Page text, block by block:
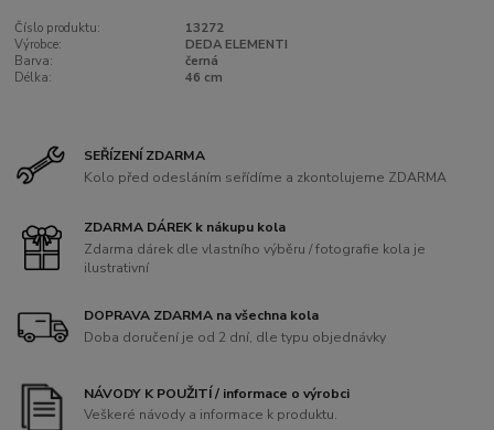
Číslo produktu:
13272
Výrobce:
DEDA ELEMENTI
Barva:
černá
Délka:
46 cm
SEŘÍZENÍ ZDARMA
Kolo před odesláním seřídíme a zkontolujeme ZDARMA
ZDARMA DÁREK k nákupu kola
Zdarma dárek dle vlastního výběru / fotografie kola je
ilustrativní
DOPRAVA ZDARMA na všechna kola
Doba doručení je od 2 dní, dle typu objednávky
NÁVODY K POUŽITÍ / informace o výrobci
Veškeré návody a informace k produktu.